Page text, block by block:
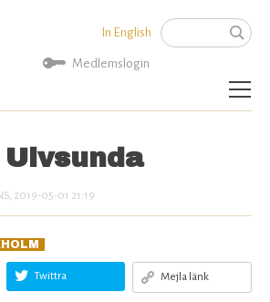
Sök
In English
Medlemslogin
2019-05-01 21:19
Twittra Mejla länk